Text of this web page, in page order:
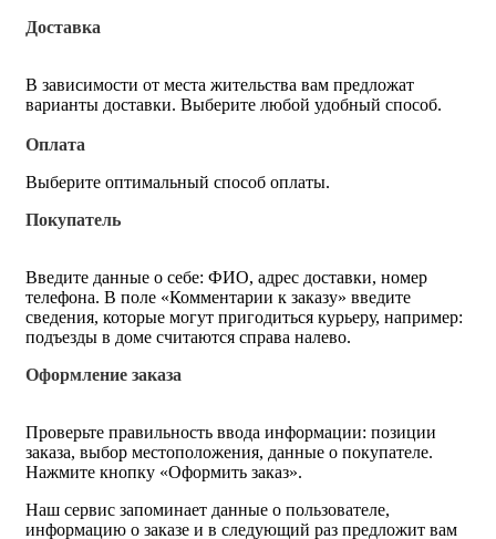
Доставка
В зависимости от места жительства вам предложат
варианты доставки. Выберите любой удобный способ.
Оплата
Выберите оптимальный способ оплаты.
Покупатель
Введите данные о себе: ФИО, адрес доставки, номер
телефона. В поле «Комментарии к заказу» введите
сведения, которые могут пригодиться курьеру, например:
подъезды в доме считаются справа налево.
Оформление заказа
Проверьте правильность ввода информации: позиции
заказа, выбор местоположения, данные о покупателе.
Нажмите кнопку «Оформить заказ».
Наш сервис запоминает данные о пользователе,
информацию о заказе и в следующий раз предложит вам